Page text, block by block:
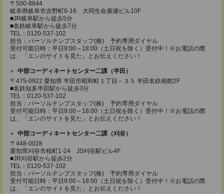
〒500-8844
岐阜県岐阜市吉野町6-16 大同生命廣瀬ビル10F
■JR岐阜駅から徒歩5分
■名鉄岐阜駅から徒歩7分
TEL：0120-537-102
担当：パーソルテンプスタッフ(株) 予約専用ダイヤル
受付可能日時：平日9:00～18:00（土日祝を除く）受付中！※お電話の際
は、「エンのサイトを見た」とお伝えください！
中部コーディネートセンター二課（半田）
〒475-0922 愛知県 半田市昭和町１丁目－３５ 半田名鉄南館2F
■名鉄知多半田駅から徒歩3分
TEL：0120-537-102
担当：パーソルテンプスタッフ(株) 予約専用ダイヤル
受付可能日時：平日9:00～18:00（土日祝を除く）受付中！※お電話の際
は、「エンのサイトを見た」とお伝えください！
中部コーディネートセンター二課（刈谷）
〒448-0028
愛知県刈谷市桜町1-24 JS刈谷駅ビル4F
■JR刈谷駅から徒歩2分
TEL：0120-537-102
担当：パーソルテンプスタッフ(株) 予約専用ダイヤル
受付可能日時：平日9:00～18:00（土日祝を除く）受付中！※お電話の際
は、「エンのサイトを見た」とお伝えください！